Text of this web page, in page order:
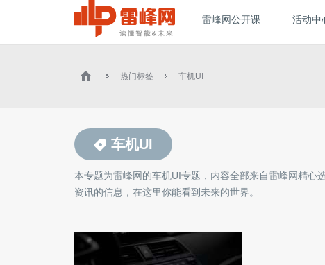
雷峰网公开课 活动中
热门标签 车机UI
车机UI
本专题为雷峰网的车机UI专题，内容全部来自雷峰网精心
资讯的信息，在这里你能看到未来的世界。